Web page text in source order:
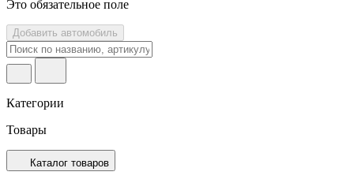
Это обязательное поле
Добавить автомобиль
Категории
Товары
Каталог товаров